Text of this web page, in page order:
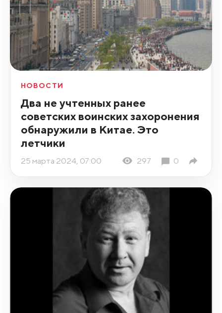
НОВОСТИ
Два не учтенных ранее
советских воинских захоронения
обнаружили в Китае. Это
летчики
25 марта 2024, 07:00 297 0